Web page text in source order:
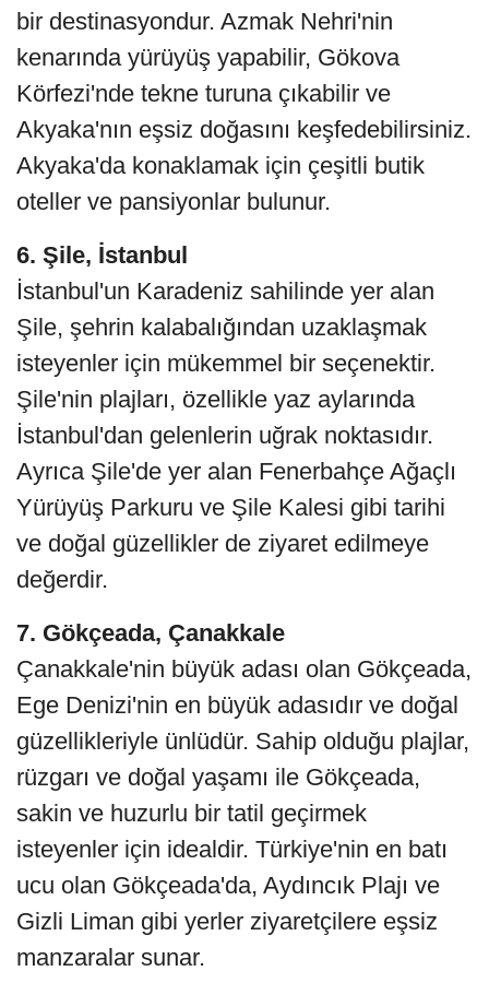
bir destinasyondur. Azmak Nehri'nin
kenarında yürüyüş yapabilir, Gökova
Körfezi'nde tekne turuna çıkabilir ve
Akyaka'nın eşsiz doğasını keşfedebilirsiniz.
Akyaka'da konaklamak için çeşitli butik
oteller ve pansiyonlar bulunur.
6. Şile, İstanbul
İstanbul'un Karadeniz sahilinde yer alan
Şile, şehrin kalabalığından uzaklaşmak
isteyenler için mükemmel bir seçenektir.
Şile'nin plajları, özellikle yaz aylarında
İstanbul'dan gelenlerin uğrak noktasıdır.
Ayrıca Şile'de yer alan Fenerbahçe Ağaçlı
Yürüyüş Parkuru ve Şile Kalesi gibi tarihi
ve doğal güzellikler de ziyaret edilmeye
değerdir.
7. Gökçeada, Çanakkale
Çanakkale'nin büyük adası olan Gökçeada,
Ege Denizi'nin en büyük adasıdır ve doğal
güzellikleriyle ünlüdür. Sahip olduğu plajlar,
rüzgarı ve doğal yaşamı ile Gökçeada,
sakin ve huzurlu bir tatil geçirmek
isteyenler için idealdir. Türkiye'nin en batı
ucu olan Gökçeada'da, Aydıncık Plajı ve
Gizli Liman gibi yerler ziyaretçilere eşsiz
manzaralar sunar.